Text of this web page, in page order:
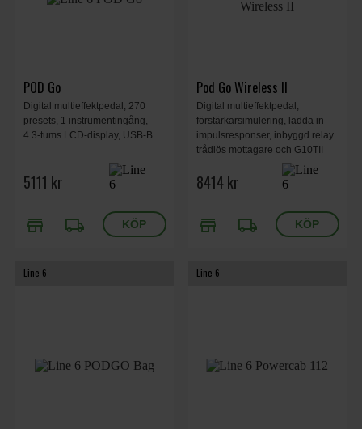
POD Go
Digital multieffektpedal, 270
presets, 1 instrumentingång,
4.3-tums LCD-display, USB-B
5111 kr
store local_shipping
Pod Go Wireless II
Digital multieffektpedal,
förstärkarsimulering, ladda in
impulsresponser, inbyggd relay
trådlös mottagare och G10TII
sändare, 300 presets, USB-
ljudkort 4 in/ut, expressionpedal.
8414 kr
store local_shipping
Line 6 Line 6